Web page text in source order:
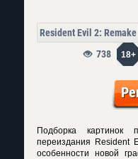
Resident Evil 2: Remake
18+
738
Подборка картинок
переиздания Resident
особенности новой